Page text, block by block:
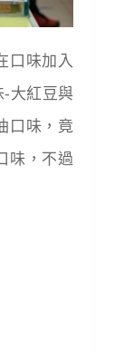
口味加入
-大紅豆與
口味，竟
味，不過